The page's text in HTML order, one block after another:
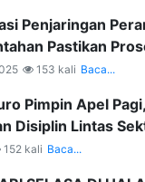
Penjaringan
Pastikan
153 kali Baca...
Pimpin Apel
Disiplin Lintas
152 kali Baca...